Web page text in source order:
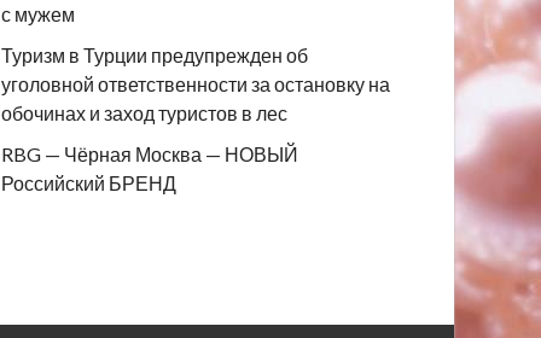
с мужем
Туризм в Турции предупрежден об
уголовной ответственности за остановку на
обочинах и заход туристов в лес
RBG — Чёрная Москва — НОВЫЙ
Российский БРЕНД